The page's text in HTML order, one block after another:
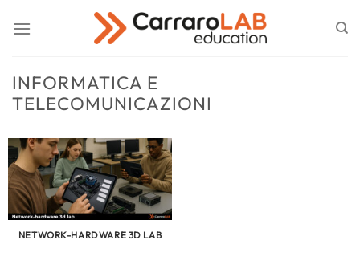
INFORMATICA E
TELECOMUNICAZIONI
NETWORK-HARDWARE 3D LAB